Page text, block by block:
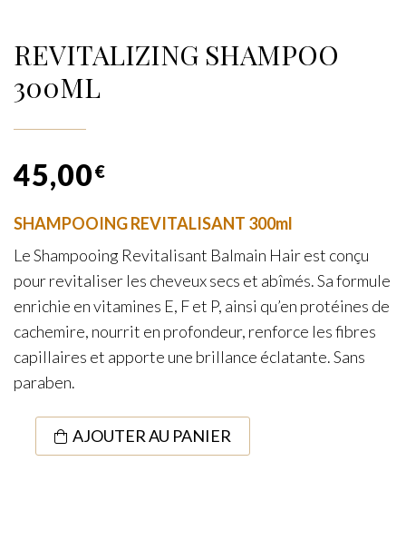
REVITALIZING SHAMPOO
300ML
45,00€
SHAMPOOING REVITALISANT 300ml
Le Shampooing Revitalisant Balmain Hair est conçu
pour revitaliser les cheveux secs et abîmés. Sa formule
enrichie en vitamines E, F et P, ainsi qu’en protéines de
cachemire, nourrit en profondeur, renforce les fibres
capillaires et apporte une brillance éclatante. Sans
paraben.
quantité
AJOUTER AU PANIER